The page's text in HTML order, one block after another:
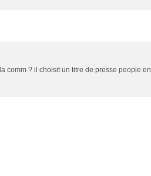
comm ? il choisit un titre de presse people en